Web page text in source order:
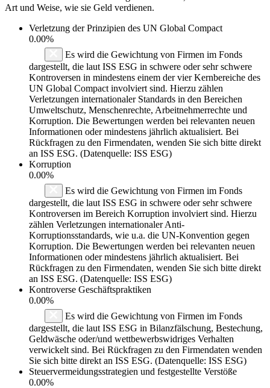
Art und Weise, wie sie Geld verdienen.
Verletzung der Prinzipien des UN Global Compact
0.00%
Es wird die Gewichtung von Firmen im Fonds
dargestellt, die laut ISS ESG in schwere oder sehr schwere
Kontroversen in mindestens einem der vier Kernbereiche des
UN Global Compact involviert sind. Hierzu zählen
Verletzungen internationaler Standards in den Bereichen
Umweltschutz, Menschenrechte, Arbeitnehmerrechte und
Korruption. Die Bewertungen werden bei relevanten neuen
Informationen oder mindestens jährlich aktualisiert. Bei
Rückfragen zu den Firmendaten, wenden Sie sich bitte direkt
an ISS ESG. (Datenquelle: ISS ESG)
Korruption
0.00%
Es wird die Gewichtung von Firmen im Fonds
dargestellt, die laut ISS ESG in schwere oder sehr schwere
Kontroversen im Bereich Korruption involviert sind. Hierzu
zählen Verletzungen internationaler Anti-
Korruptionsstandards, wie u.a. die UN-Konvention gegen
Korruption. Die Bewertungen werden bei relevanten neuen
Informationen oder mindestens jährlich aktualisiert. Bei
Rückfragen zu den Firmendaten, wenden Sie sich bitte direkt
an ISS ESG. (Datenquelle: ISS ESG)
Kontroverse Geschäftspraktiken
0.00%
Es wird die Gewichtung von Firmen im Fonds
dargestellt, die laut ISS ESG in Bilanzfälschung, Bestechung,
Geldwäsche oder/und wettbewerbswidriges Verhalten
verwickelt sind. Bei Rückfragen zu den Firmendaten wenden
Sie sich bitte direkt an ISS ESG. (Datenquelle: ISS ESG)
Steuervermeidungsstrategien und festgestellte Verstöße
0.00%